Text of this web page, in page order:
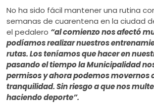
No ha sido fácil mantener una rutina
semanas de cuarentena en la ciudad
el pedalero “al comienzo nos afectó
podíamos realizar nuestros
rutas. Los teníamos que hacer en
pasando el tiempo la Municipalidad
permisos y ahora podemos movernos
tranquilidad. Sin riesgo a que nos
haciendo deporte”.